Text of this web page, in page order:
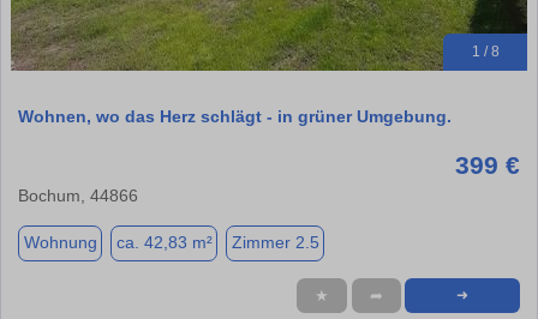
1 / 8
Wohnen, wo das Herz schlägt - in grüner Umgebung.
399 €
Bochum, 44866
Wohnung ca. 42,83 m² Zimmer 2.5
★ ➦ ➜